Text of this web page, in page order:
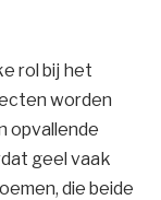
rol bij het
worden
opvallende
geel vaak
die beide